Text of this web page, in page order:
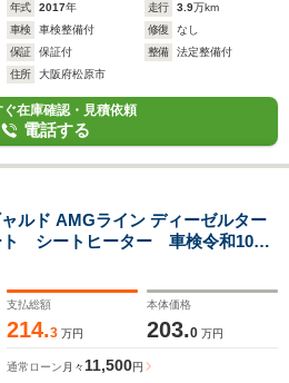
年式 2017年 走行 3.9万km
車検
車検整備付 修復
なし
保証
保証付 整備
法定整備付
住所
大阪府松原市
ぐ在庫確認・見積依頼
電話する
ルド AMGライン ディーゼルター
シートヒーター 車検令和10年
ーセーフティパッケージ パワー
支払総額
214.3 万円
本体価格
203.0 万円
通常ローン 月々 11,500円